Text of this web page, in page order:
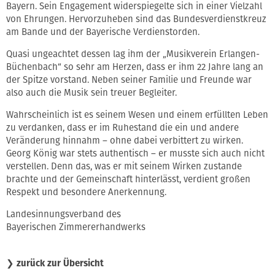
Bayern. Sein Engagement widerspiegelte sich in einer Vielzahl
von Ehrungen. Hervorzuheben sind das Bundesverdienstkreuz
am Bande und der Bayerische Verdienstorden.
Quasi ungeachtet dessen lag ihm der „Musikverein Erlangen-
Büchenbach“ so sehr am Herzen, dass er ihm 22 Jahre lang an
der Spitze vorstand. Neben seiner Familie und Freunde war
also auch die Musik sein treuer Begleiter.
Wahrscheinlich ist es seinem Wesen und einem erfüllten Leben
zu verdanken, dass er im Ruhestand die ein und andere
Veränderung hinnahm – ohne dabei verbittert zu wirken.
Georg König war stets authentisch – er musste sich auch nicht
verstellen. Denn das, was er mit seinem Wirken zustande
brachte und der Gemeinschaft hinterlässt, verdient großen
Respekt und besondere Anerkennung.
Landesinnungsverband des
Bayerischen Zimmererhandwerks
❯ zurück zur Übersicht